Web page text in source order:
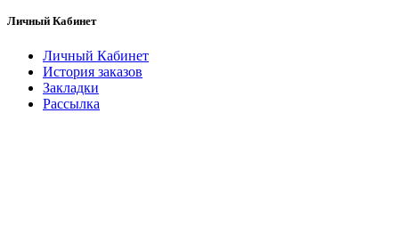
Личный Кабинет
Личный Кабинет
История заказов
Закладки
Рассылка